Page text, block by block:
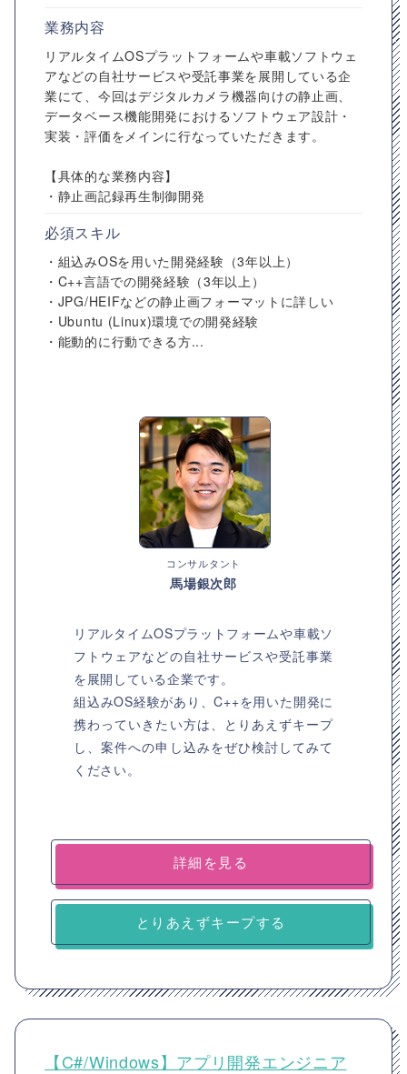
業務内容
リアルタイムOSプラットフォームや車載ソフトウェ
アなどの自社サービスや受託事業を展開している企
業にて、今回はデジタルカメラ機器向けの静止画、
データベース機能開発におけるソフトウェア設計・
実装・評価をメインに行なっていただきます。
【具体的な業務内容】
・静止画記録再生制御開発
必須スキル
・組込みOSを用いた開発経験（3年以上）
・C++言語での開発経験（3年以上）
・JPG/HEIFなどの静止画フォーマットに詳しい
・Ubuntu (Linux)環境での開発経験
・能動的に行動できる方...
コンサルタント
馬場銀次郎
リアルタイムOSプラットフォームや車載ソ
フトウェアなどの自社サービスや受託事業
を展開している企業です。
組込みOS経験があり、C++を用いた開発に
携わっていきたい方は、とりあえずキープ
し、案件への申し込みをぜひ検討してみて
ください。
詳細を見る
とりあえずキープする
【C#/Windows】アプリ開発エンジニア